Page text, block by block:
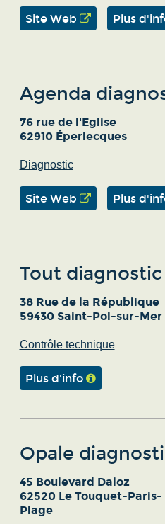
Site Web Plus
Agenda
76 rue de l'Eglise
62910 Éperlecques
Diagnostic
Site Web Plus
Tout
38 Rue de la République
59430 Saint-Pol-sur-Mer
Contrôle technique
Plus d'info
Opale
45 Boulevard Daloz
62520 Le Touquet-Paris-
Plage